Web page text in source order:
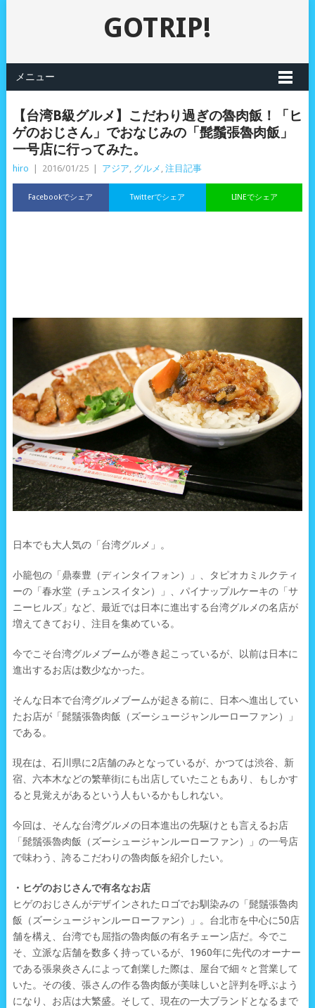
GOTRIP!
メニュー
【台湾B級グルメ】こだわり過ぎの魯肉飯！「ヒ
ゲのおじさん」でおなじみの「髭鬚張魯肉飯」
一号店に行ってみた。
hiro 2016/01/25 アジア, グルメ , 注目記事
Facebookでシェア LINEでシェア
Twitterでシェア
日本でも大人気の「台湾グルメ」。
小籠包の「鼎泰豊（ディンタイフォン）」、タピオカミルクティ
ーの「春水堂（チュンスイタン）」、パイナップルケーキの「サ
ニーヒルズ」など、最近では日本に進出する台湾グルメの名店が
増えてきており、注目を集めている。
今でこそ台湾グルメブームが巻き起こっているが、以前は日本に
進出するお店は数少なかった。
そんな日本で台湾グルメブームが起きる前に、日本へ進出してい
たお店が「髭鬚張魯肉飯（ズーシュージャンルーローファン）」
である。
現在は、石川県に2店舗のみとなっているが、かつては渋谷、新
宿、六本木などの繁華街にも出店していたこともあり、もしかす
ると見覚えがあるという人もいるかもしれない。
今回は、そんな台湾グルメの日本進出の先駆けとも言えるお店
「髭鬚張魯肉飯（ズーシュージャンルーローファン）」の一号店
で味わう、誇るこだわりの魯肉飯を紹介したい。
・ヒゲのおじさんで有名なお店
ヒゲのおじさんがデザインされたロゴでお馴染みの「髭鬚張魯肉
飯（ズーシュージャンルーローファン）」。台北市を中心に50店
舗を構え、台湾でも屈指の魯肉飯の有名チェーン店だ。今でこ
そ、立派な店舗を数多く持っているが、1960年に先代のオーナー
である張泉炎さんによって創業した際は、屋台で細々と営業して
いた。その後、張さんの作る魯肉飯が美味しいと評判を呼ぶよう
になり、お店は大繁盛。そして、現在の一大ブランドとなるまで